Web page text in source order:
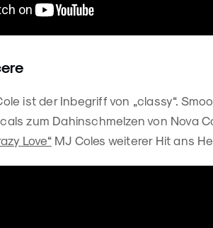
ist der Inbegriff von „classy“.
zum Dahinschmelzen von Nova
Love“MJ Coles weiterer Hit ans